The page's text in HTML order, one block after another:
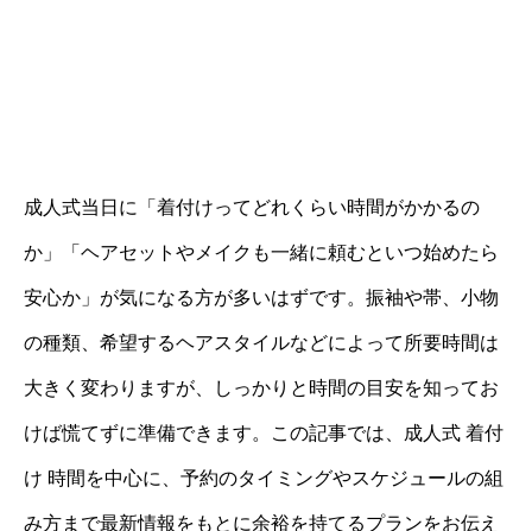
成人式当日に「着付けってどれくらい時間がかかるの
か」「ヘアセットやメイクも一緒に頼むといつ始めたら
安心か」が気になる方が多いはずです。振袖や帯、小物
の種類、希望するヘアスタイルなどによって所要時間は
大きく変わりますが、しっかりと時間の目安を知ってお
けば慌てずに準備できます。この記事では、成人式 着付
け 時間を中心に、予約のタイミングやスケジュールの組
み方まで最新情報をもとに余裕を持てるプランをお伝え